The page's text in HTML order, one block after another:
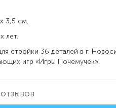
3,5 см.
лет.
стройки 36 деталей в г.
игр «Игры Почемучек».